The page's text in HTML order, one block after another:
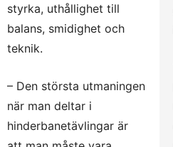
styrka, uthållighet till
balans, smidighet och
teknik.
– Den största utmaningen
när man deltar i
hinderbanetävlingar är